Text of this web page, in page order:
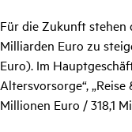
Für die Zukunft stehen
Milliarden Euro zu
Euro). Im
Altersvorsorge“,
Millionen Euro / 318,1